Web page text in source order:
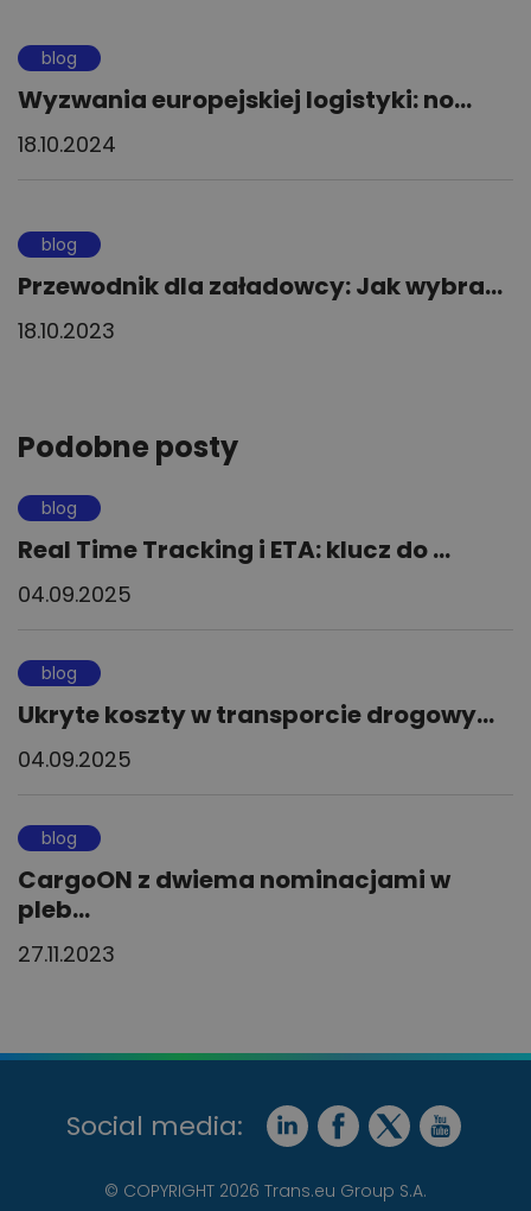
blog
Wyzwania europejskiej logistyki: no...
18.10.2024
blog
Przewodnik dla załadowcy: Jak wybra...
18.10.2023
Podobne posty
blog
Real Time Tracking i ETA: klucz do ...
04.09.2025
blog
Ukryte koszty w transporcie drogowy...
04.09.2025
blog
CargoON z dwiema nominacjami w
pleb...
27.11.2023
Social media:
© COPYRIGHT 2026 Trans.eu Group S.A.